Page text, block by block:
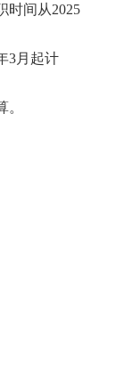
时间从2025
3月起计
。